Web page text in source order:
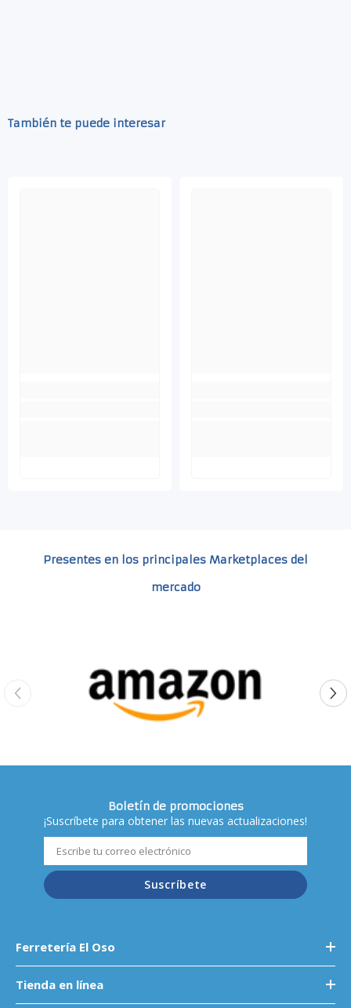
También te puede interesar
Presentes en los principales Marketplaces del
mercado
Boletín de promociones
¡Suscríbete para obtener las nuevas actualizaciones!
Suscríbete
Ferretería El Oso
Tienda en línea